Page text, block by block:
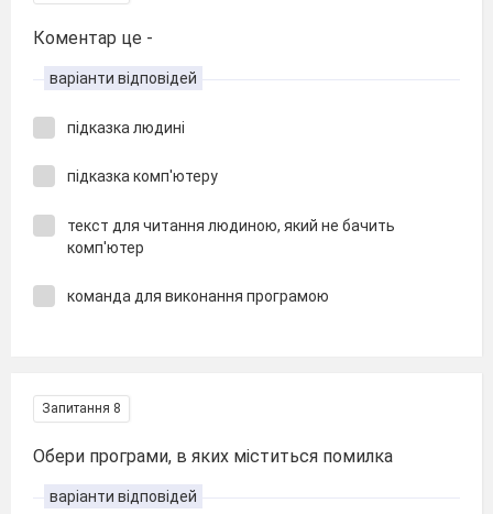
Коментар це -
варіанти відповідей
підказка людині
підказка комп'ютеру
текст для читання людиною, який не бачить
комп'ютер
команда для виконання програмою
Запитання 8
Обери програми, в яких міститься помилка
варіанти відповідей